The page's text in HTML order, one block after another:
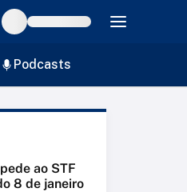
Podcasts
ao STF
8 de janeiro